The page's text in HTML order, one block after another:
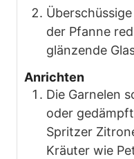
der Pfanne
glänzende
Anrichten
Die Garnelen
oder
Spritzer
Kräuter wie